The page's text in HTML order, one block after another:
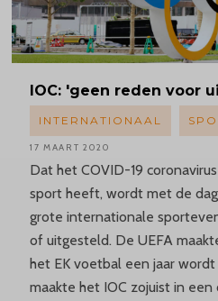
IOC: 'geen reden voor
Dat het COVID-19
sport heeft, wordt met de
grote internationale
of uitgesteld. De UEFA
het EK voetbal een jaar
maakte het IOC zojuist in
INTERNATIONAAL
17 MAART 2020